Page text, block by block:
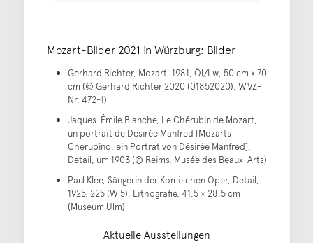
Mozart-Bilder 2021 in Würzburg: Bilder
Gerhard Richter, Mozart, 1981, Öl/Lw, 50 cm x 70
cm (© Gerhard Richter 2020 (01852020), WVZ-
Nr. 472-1)
Jaques-Émile Blanche, Le Chérubin de Mozart,
un portrait de Désirée Manfred [Mozarts
Cherubino, ein Porträt von Désirée Manfred],
Detail, um 1903 (© Reims, Musée des Beaux-Arts)
Paul Klee, Sängerin der Komischen Oper, Detail,
1925, 225 (W 5). Lithografie, 41,5 × 28,5 cm
(Museum Ulm)
Aktuelle Ausstellungen